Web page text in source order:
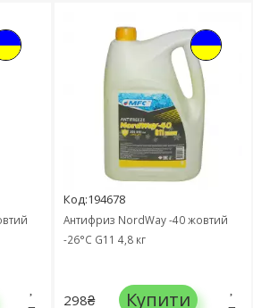
Код:194678
Антифриз NordWay -40 жовтий
-26°C G11 4,8 кг
298₴ Купити